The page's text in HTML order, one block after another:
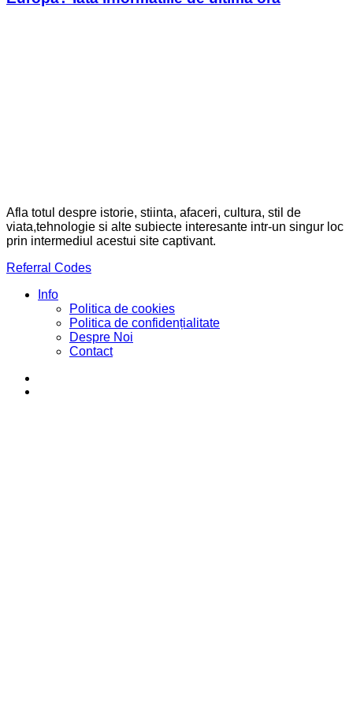
Afla totul despre istorie, stiinta, afaceri, cultura, stil de
viata,tehnologie si alte subiecte interesante intr-un singur loc
prin intermediul acestui site captivant.
Referral Codes
Info
Politica de cookies
Politica de confidențialitate
Despre Noi
Contact